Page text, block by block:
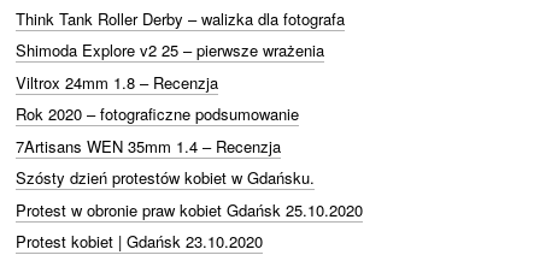
Think Tank Roller Derby – walizka dla fotografa
Shimoda Explore v2 25 – pierwsze wrażenia
Viltrox 24mm 1.8 – Recenzja
Rok 2020 – fotograficzne podsumowanie
7Artisans WEN 35mm 1.4 – Recenzja
Szósty dzień protestów kobiet w Gdańsku.
Protest w obronie praw kobiet Gdańsk 25.10.2020
Protest kobiet | Gdańsk 23.10.2020